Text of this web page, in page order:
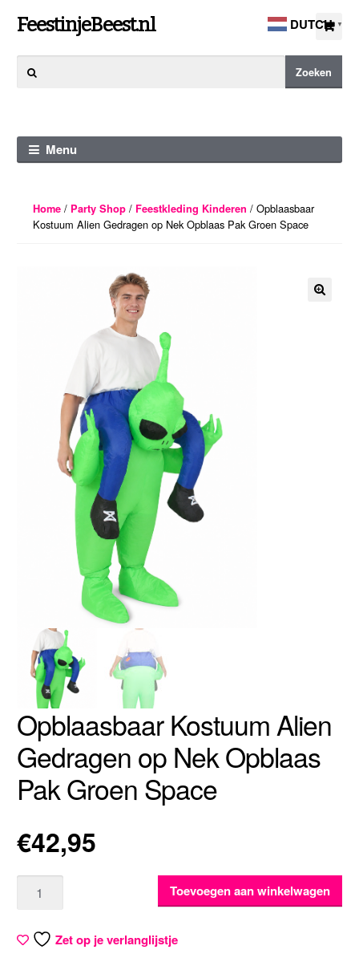
Ga
naar
navigatie
Ga
naar
de
FeestinjeBeest.nl
naar:
Zoeken
Menu
Home/ Party Shop/ Feestkleding Kinderen / Opblaasbaar
Kostuum Alien Gedragen op Nek Opblaas Pak Groen Space
Opblaasbaar Kostuum Alien
Gedragen op Nek Opblaas
Pak Groen Space
€42,95
Toevoegen aan winkelwagen
Zet op je verlanglijstje
DUTCH ▼